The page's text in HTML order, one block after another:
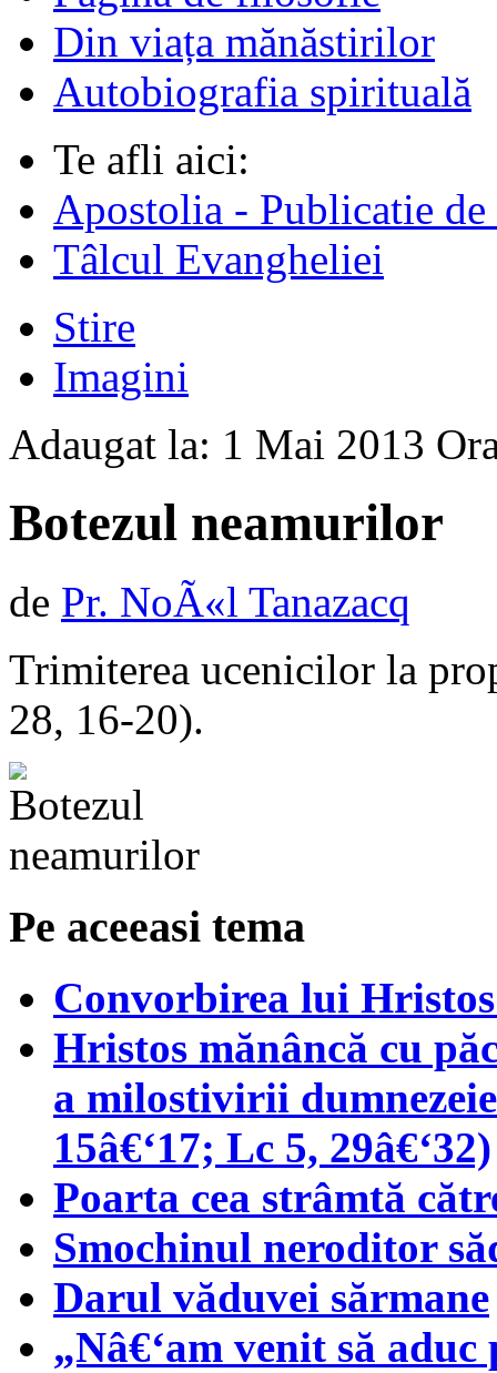
Din viața mănăstirilor
Autobiografia spirituală
Te afli aici:
Apostolia - Publicatie
Tâlcul Evangheliei
Stire
Imagini
Adaugat la: 1 Mai 2013
Botezul neamurilor
de Pr. NoÃ«l Tanazacq
Trimiterea ucenicilor la
28, 16-20).
Pe aceeasi tema
Convorbirea lui
Hristos mănâncă cu
a milostivirii
15â€‘17; Lc 5, 29â€‘32)
Poarta cea strâmtă
Smochinul neroditor
Darul văduvei sărmane
„Nâ€‘am venit să